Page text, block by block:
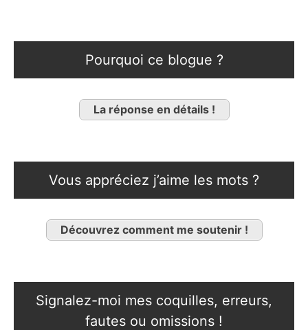
Pourquoi ce blogue ?
La réponse en détails !
Vous appréciez j’aime les mots ?
Découvrez comment me soutenir !
Signalez-moi mes coquilles, erreurs,
fautes ou omissions !